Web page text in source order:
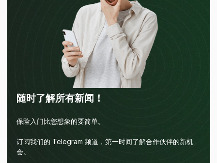
随时了解所有新闻！
保险入门比您想象的要简单。
订阅我们的 Telegram 频道，第一时间了解合作伙伴的新机
会。